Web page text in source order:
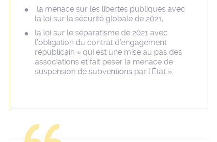
la menace sur les libertés publiques avec
la loi sur la sécurité globale de 2021,
la loi sur le séparatisme de 2021 avec
l’obligation du contrat d’engagement
républicain « qui est une mise au pas des
associations et fait peser la menace de
suspension de subventions par l’État ».